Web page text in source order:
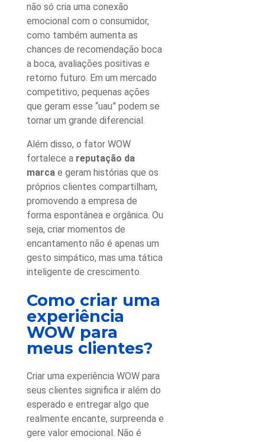
não só cria uma conexão
emocional com o consumidor,
como também aumenta as
chances de recomendação boca
a boca, avaliações positivas e
retorno futuro. Em um mercado
competitivo, pequenas ações
que geram esse “uau” podem se
tornar um grande diferencial.
Além disso, o fator WOW
fortalece a reputação da
marca e geram histórias que os
próprios clientes compartilham,
promovendo a empresa de
forma espontânea e orgânica. Ou
seja, criar momentos de
encantamento não é apenas um
gesto simpático, mas uma tática
inteligente de crescimento.
Como criar uma
experiência
WOW para
meus clientes?
Criar uma experiência WOW para
seus clientes significa ir além do
esperado e entregar algo que
realmente encante, surpreenda e
gere valor emocional. Não é